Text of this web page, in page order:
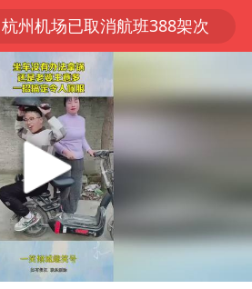
杭州机场已取消航班388架次
中国籍豪华游艇富商之子在泰国被杀
白海豚北上或致京津冀暴雨
上海中心千吨“镇楼神器”摆动明显
新疆一婚礼线上邀请引热议